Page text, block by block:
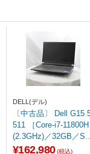
DELL(デル)
〔中古品〕 Dell G15
511 ［Core-i7-11800H
(2.3GHz)／32GB／SS
D1TB／GeForce RTX
¥162,980 (税込)